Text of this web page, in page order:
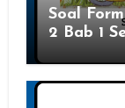
Soal
2 Bab 1